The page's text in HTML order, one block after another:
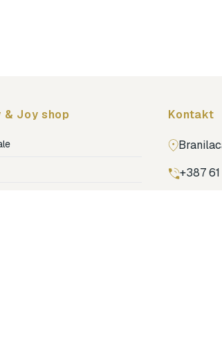
& Joy shop Kontakt
+387